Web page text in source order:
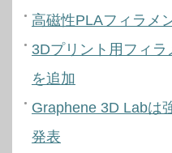
高磁性PLAフィラメ
3Dプリント用フィ
を追加
Graphene 3D Labは
発表